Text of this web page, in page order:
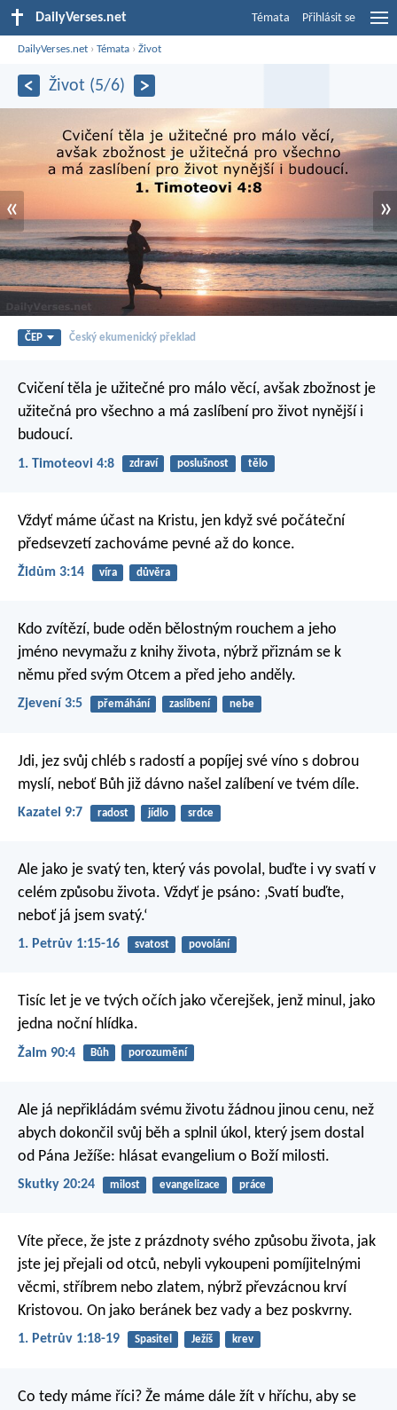
DailyVerses.net Témata Přihlásit se
DailyVerses.net ›Témata ›Život
Život (5/6)
« »
ČEP Český ekumenický překlad
Cvičení těla je užitečné pro málo věcí, avšak zbožnost je
užitečná pro všechno a má zaslíbení pro život nynější i
budoucí.
1. Timoteovi 4:8 zdraví poslušnost tělo
Vždyť máme účast na Kristu, jen když své počáteční
předsevzetí zachováme pevné až do konce.
Židům 3:14 víra důvěra
Kdo zvítězí, bude oděn bělostným rouchem a jeho
jméno nevymažu z knihy života, nýbrž přiznám se k
němu před svým Otcem a před jeho anděly.
Zjevení 3:5 přemáhání zaslíbení nebe
Jdi, jez svůj chléb s radostí a popíjej své víno s dobrou
myslí, neboť Bůh již dávno našel zalíbení ve tvém díle.
Kazatel 9:7 radost jídlo srdce
Ale jako je svatý ten, který vás povolal, buďte i vy svatí v
celém způsobu života. Vždyť je psáno: ‚Svatí buďte,
neboť já jsem svatý.‘
1. Petrův 1:15-16 svatost povolání
Tisíc let je ve tvých očích jako včerejšek, jenž minul, jako
jedna noční hlídka.
Žalm 90:4 Bůh porozumění
Ale já nepřikládám svému životu žádnou jinou cenu, než
abych dokončil svůj běh a splnil úkol, který jsem dostal
od Pána Ježíše: hlásat evangelium o Boží milosti.
Skutky 20:24 milost evangelizace práce
Víte přece, že jste z prázdnoty svého způsobu života, jak
jste jej přejali od otců, nebyli vykoupeni pomíjitelnými
věcmi, stříbrem nebo zlatem, nýbrž převzácnou krví
Kristovou. On jako beránek bez vady a bez poskvrny.
1. Petrův 1:18-19 Spasitel Ježíš krev
Co tedy máme říci? Že máme dále žít v hříchu, aby se